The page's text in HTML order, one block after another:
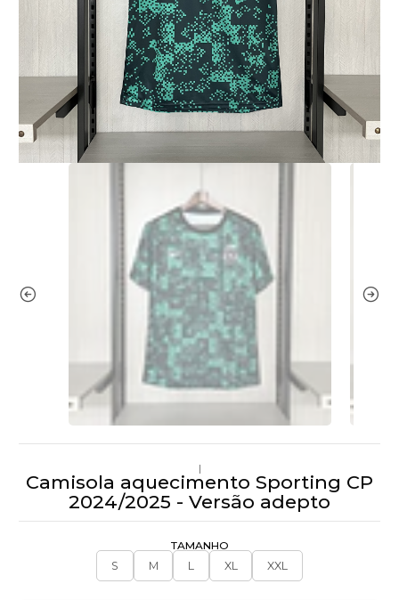
|
Camisola aquecimento Sporting CP
2024/2025 - Versão adepto
TAMANHO
S
M L XL XXL